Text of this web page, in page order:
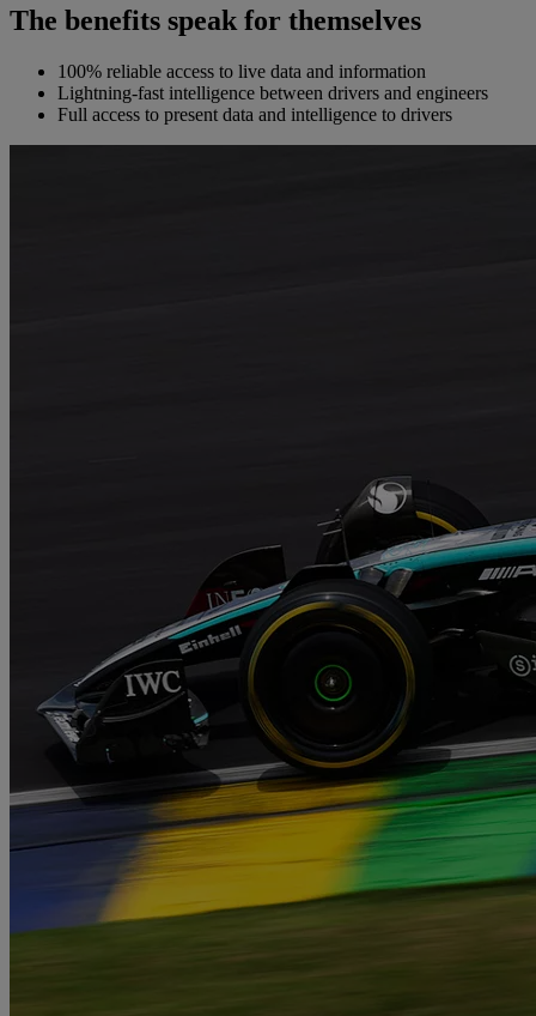
The benefits speak for themselves
100% reliable access to live data and information
Lightning-fast intelligence between drivers and engineers
Full access to present data and intelligence to drivers